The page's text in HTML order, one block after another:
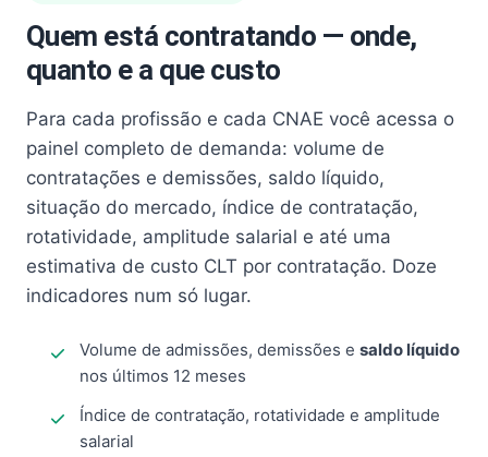
Quem está contratando — onde,
quanto e a que custo
Para cada profissão e cada CNAE você acessa o
painel completo de demanda: volume de
contratações e demissões, saldo líquido,
situação do mercado, índice de contratação,
rotatividade, amplitude salarial e até uma
estimativa de custo CLT por contratação. Doze
indicadores num só lugar.
Volume de admissões, demissões e saldo líquido
nos últimos 12 meses
Índice de contratação, rotatividade e amplitude
salarial